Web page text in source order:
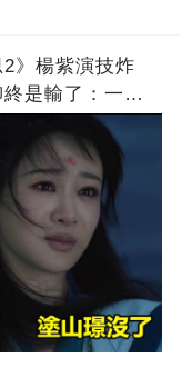
》楊紫演技炸
是輸了：一切